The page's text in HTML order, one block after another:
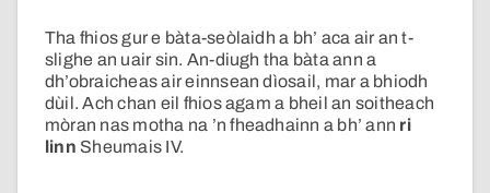
Tha fhios gur e bàta-seòlaidh a bh’ aca air an t-
slighe an uair sin. An-diugh tha bàta ann a
dh’obraicheas air einnsean dìosail, mar a bhiodh
dùil. Ach chan eil fhios agam a bheil an soitheach
mòran nas motha na ’n fheadhainn a bh’ ann ri
linn Sheumais IV.